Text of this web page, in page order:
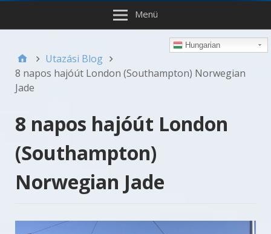
Menü
Hungarian
Utazási Blog
8 napos hajóút London (Southampton) Norwegian
Jade
8 napos hajóút London
(Southampton)
Norwegian Jade